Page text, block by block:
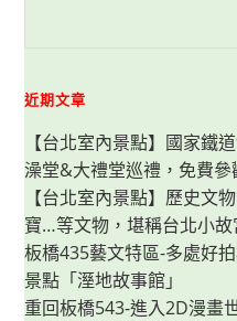
有
趣，
夏
日
戲
沙
玩
水
好
去
處
近期文章
【台北室內景點】國家鐵
澡堂&大禮堂巡禮，免費參
【台北室內景點】歷史文
寶…等文物，堪稱台北小
板橋435藝文特區-多處好
景點「溼地故事館」
重回板橋543-進入2D漫畫